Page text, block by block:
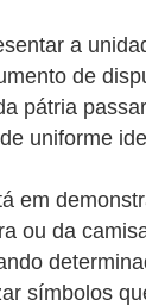
a
de
pátria
uniforme
em
ou da
símbolos